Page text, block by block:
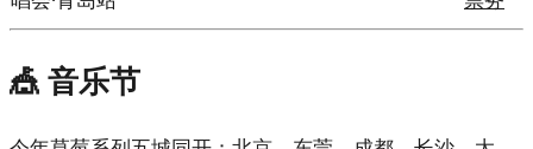
🎪 音乐节